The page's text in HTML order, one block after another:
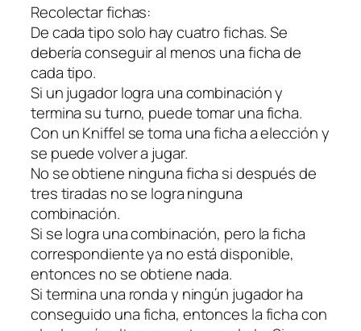
Recolectar fichas:
De cada tipo solo hay cuatro fichas. Se
debería conseguir al menos una ficha de
cada tipo.
Si un jugador logra una combinación y
termina su turno, puede tomar una ficha.
Con un Kniffel se toma una ficha a elección y
se puede volver a jugar.
No se obtiene ninguna ficha si después de
tres tiradas no se logra ninguna
combinación.
Si se logra una combinación, pero la ficha
correspondiente ya no está disponible,
entonces no se obtiene nada.
Si termina una ronda y ningún jugador ha
conseguido una ficha, entonces la ficha con